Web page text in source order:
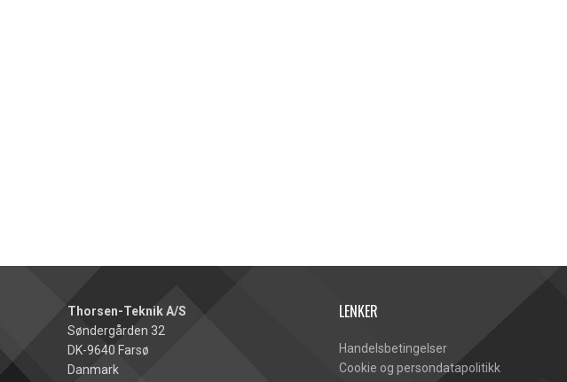
Thorsen-Teknik A/S
Søndergården 32
DK-9640 Farsø
Danmark
LENKER
Handelsbetingelser
Cookie og persondatapolitikk